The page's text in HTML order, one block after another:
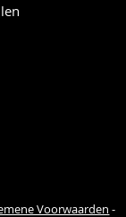
Voorwaarden -